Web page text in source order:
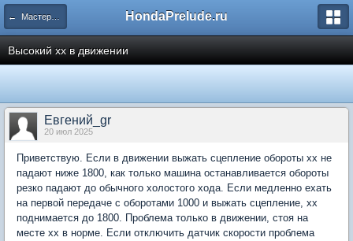
← Мастерская / Honda Prelude HondaPrelude.ru
Высокий хх в движении
Евгений_gr
20 июл 2025
Приветствую. Если в движении выжать сцепление обороты хх не
падают ниже 1800, как только машина останавливается обороты
резко падают до обычного холостого хода. Если медленно ехать
на первой передаче с оборотами 1000 и выжать сцепление, хх
поднимается до 1800. Проблема только в движении, стоя на
месте хх в норме. Если отключить датчик скорости проблема